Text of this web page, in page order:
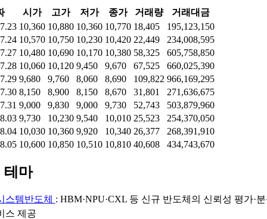
시가 고가 저가 종가 거래량
거래대금
10,360 10,880 10,360 10,770 18,405
195,123,150
10,570 10,750 10,230 10,420 22,449
234,008,595
10,480 10,690 10,170 10,380 58,325
605,758,850
10,060 10,120 9,450 9,670 67,525
660,025,390
9,680 9,760 8,060 8,690 109,822 966,169,295
8,150 8,900 8,150 8,670 31,801
271,636,675
9,000 9,830 9,000 9,730 52,743
503,879,960
9,730 10,230 9,540 10,010 25,523
254,370,050
10,030 10,360 9,920 10,340 26,377
268,391,910
10,600 10,850 10,510 10,810 40,608 434,743,670
테마
스템반도체 : HBM·NPU·CXL 등 신규 반도체의 신뢰성 평가·
스 제공